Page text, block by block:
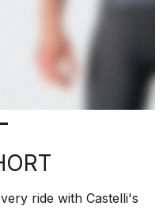
ride with Castelli's